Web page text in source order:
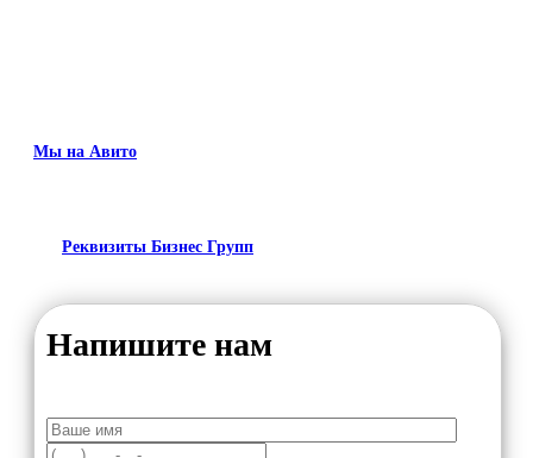
Мы на Авито
Реквизиты Бизнес Групп
Напишите нам